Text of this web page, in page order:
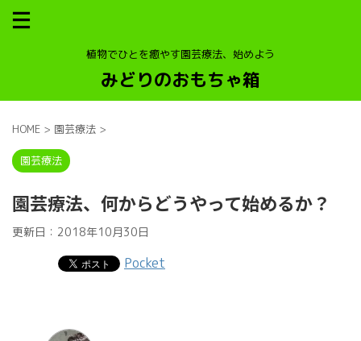
植物でひとを癒やす園芸療法、始めよう
みどりのおもちゃ箱
HOME > 園芸療法 >
園芸療法
園芸療法、何からどうやって始めるか？
更新日： 2018年10月30日
Pocket